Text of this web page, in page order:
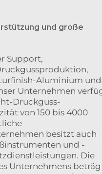
und große
Support,
Aluminium und
Unternehmen
Druckguss-
von 150 bis 4000
besitzt auch
und -
Die
Unternehmens